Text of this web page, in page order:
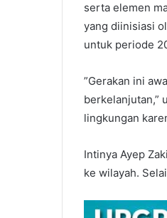
serta elemen
yang diinisiasi
untuk periode
”Gerakan ini
berkelanjutan,”
lingkungan
Intinya Ayep
ke wilayah.